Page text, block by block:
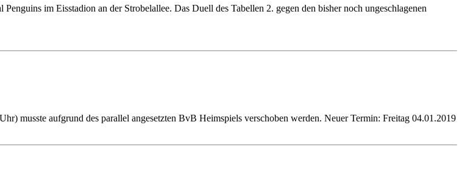
im Eisstadion an der Strobelallee. Das Duell des Tabellen 2. gegen den bisher noch ungeschlagenen
musste aufgrund des parallel angesetzten BvB Heimspiels verschoben werden. Neuer Termin: Freitag 04.01.2019